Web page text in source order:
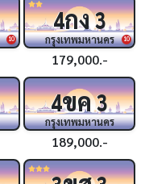
10 10
4กง3
กรุงเทพมหานคร
179,000.-
4ขค3
กรุงเทพมหานคร
189,000.-